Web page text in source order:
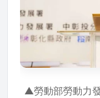
▲勞動部勞動力